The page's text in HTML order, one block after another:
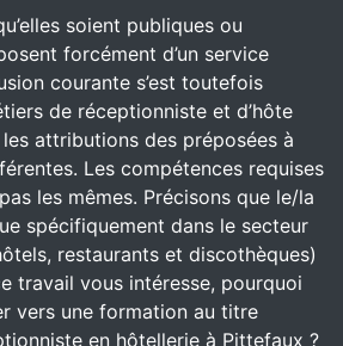
soient publiques ou
forcément d’un service
courante s’est toutefois
de réceptionniste et d’hôte
les attributions des préposées à
Les compétences requises
les mêmes. Précisons que le/la
spécifiquement dans le secteur
restaurants et discothèques)
travail vous intéresse, pourquoi
vers une formation au titre
en hôtellerie à Pittefaux ?